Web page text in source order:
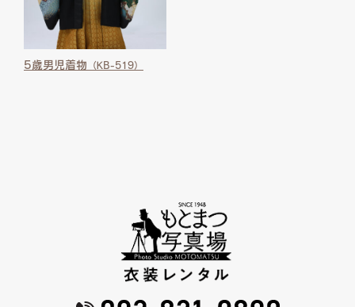
5歳男児着物 （KB-519）